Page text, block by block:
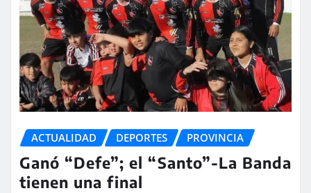
ACTUALIDAD DEPORTES PROVINCIA
Ganó “Defe”; el “Santo”-La Banda
tienen una final